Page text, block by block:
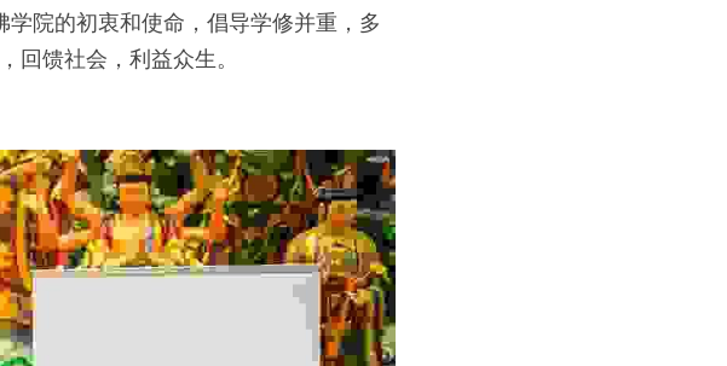
学院的初衷和使命，倡导学修并重，多
回馈社会，利益众生。